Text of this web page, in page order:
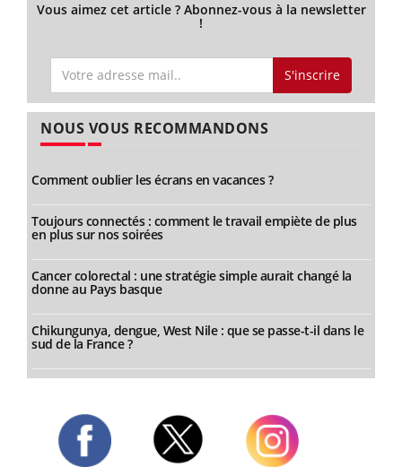
Vous aimez cet article ? Abonnez-vous à la newsletter
!
S'inscrire
NOUS VOUS RECOMMANDONS
Comment oublier les écrans en vacances ?
Toujours connectés : comment le travail empiète de plus
en plus sur nos soirées
Cancer colorectal : une stratégie simple aurait changé la
donne au Pays basque
Chikungunya, dengue, West Nile : que se passe-t-il dans le
sud de la France ?